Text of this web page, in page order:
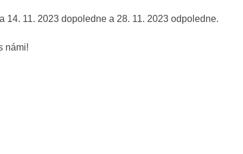
14. 11. 2023 dopoledne a 28. 11. 2023 odpoledne.
námi!